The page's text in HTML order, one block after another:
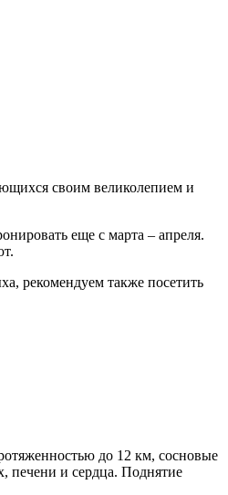
своим великолепием и
еще с марта – апреля.
рекомендуем также посетить
до 12 км, сосновые
печени и сердца. Поднятие